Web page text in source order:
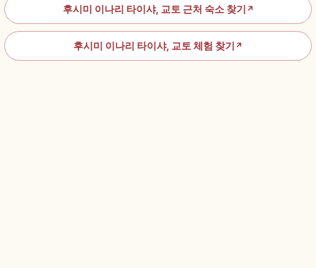
후시미 이나리 타이샤, 교토 근처 숙소 찾기 ↗
후시미 이나리 타이샤, 교토 체험 찾기 ↗